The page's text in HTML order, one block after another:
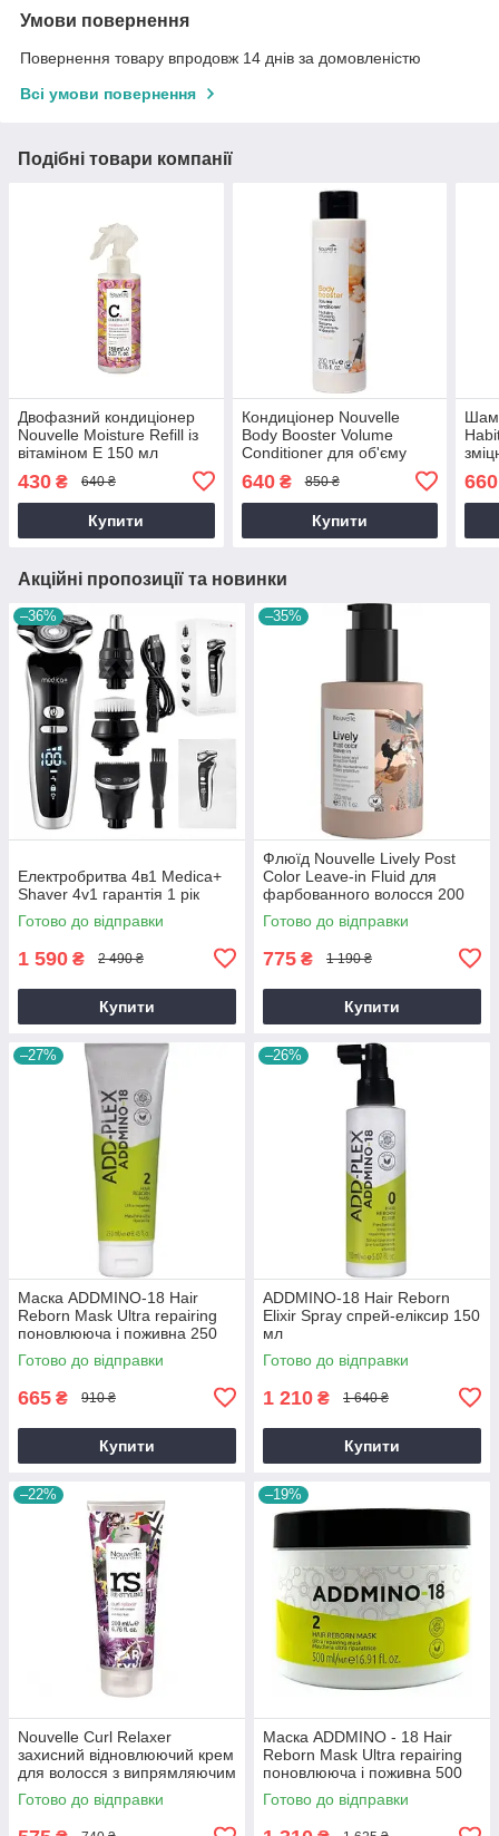
Умови повернення
Повернення товару впродовж 14 днів за домовленістю
Всі умови повернення
Подібні товари компанії
Двофазний кондиціонер
Nouvelle Moisture Refill із
вітаміном Е 150 мл
430 ₴ 640 ₴
Купити
Кондиціонер Nouvelle
Body Booster Volume
Conditioner для об'єму
640₴ 850 ₴
Купити
660
Акційні пропозиції та новинки
–36%
Електробритва 4в1 Medica+
Shaver 4v1 гарантія 1 рік
Готово до відправки
1 590 ₴ 2 490 ₴
Купити
–35%
Флюїд Nouvelle Lively Post
Color Leave-in Fluid для
фарбованного волосся 200
мл
Готово до відправки
775 ₴ 1 190 ₴
Купити
–27%
Маска ADDMINO-18 Hair
Reborn Mask Ultra repairing
поновлююча і поживна 250
мл
Готово до відправки
665 ₴ 910 ₴
Купити
–26%
ADDMINO-18 Hair Reborn
Elixir Spray спрей-еліксир 150
мл
Готово до відправки
1 210 ₴ 1 640 ₴
Купити
–22%
Nouvelle Curl Relaxer
захисний відновлюючий крем
для волосся з випрямляючим
ефектом 200 мл
Готово до відправки
–19%
Маска ADDMINO - 18 Hair
Reborn Mask Ultra repairing
поновлююча і поживна 500
мл
Готово до відправки